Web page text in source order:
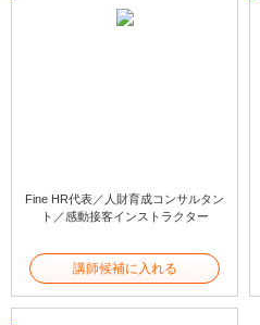
Fine HR代表／人財育成コンサルタン
ト／感動接客インストラクター
講師候補に入れる